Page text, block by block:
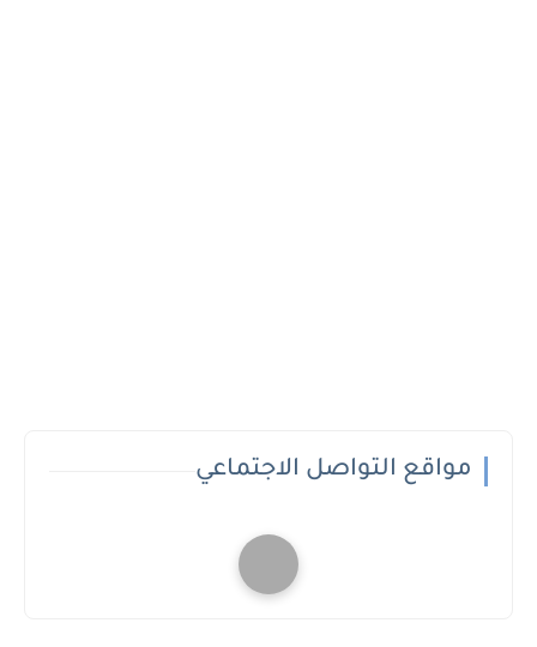
مواقع التواصل الاجتماعي